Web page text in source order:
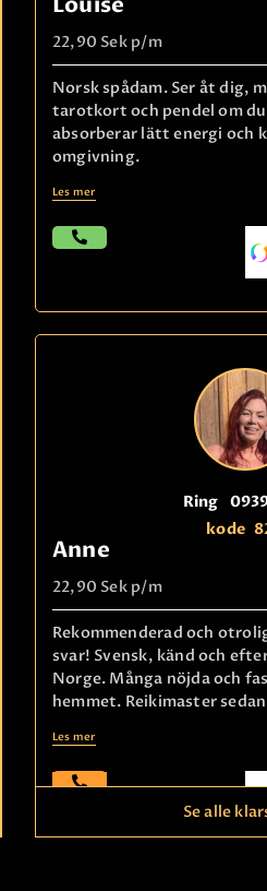
Ring
kode
Anne
22,90 Sek p/m
Rekommenderad och
svar! Svensk, känd och
Norge. Många nöjda och
hemmet. Reikimaster
Les mer
22,90 Sek p/m
Norsk spådam. Ser åt dig,
tarotkort och pendel om du
absorberar lätt energi och
omgivning.
Les mer
Se alle